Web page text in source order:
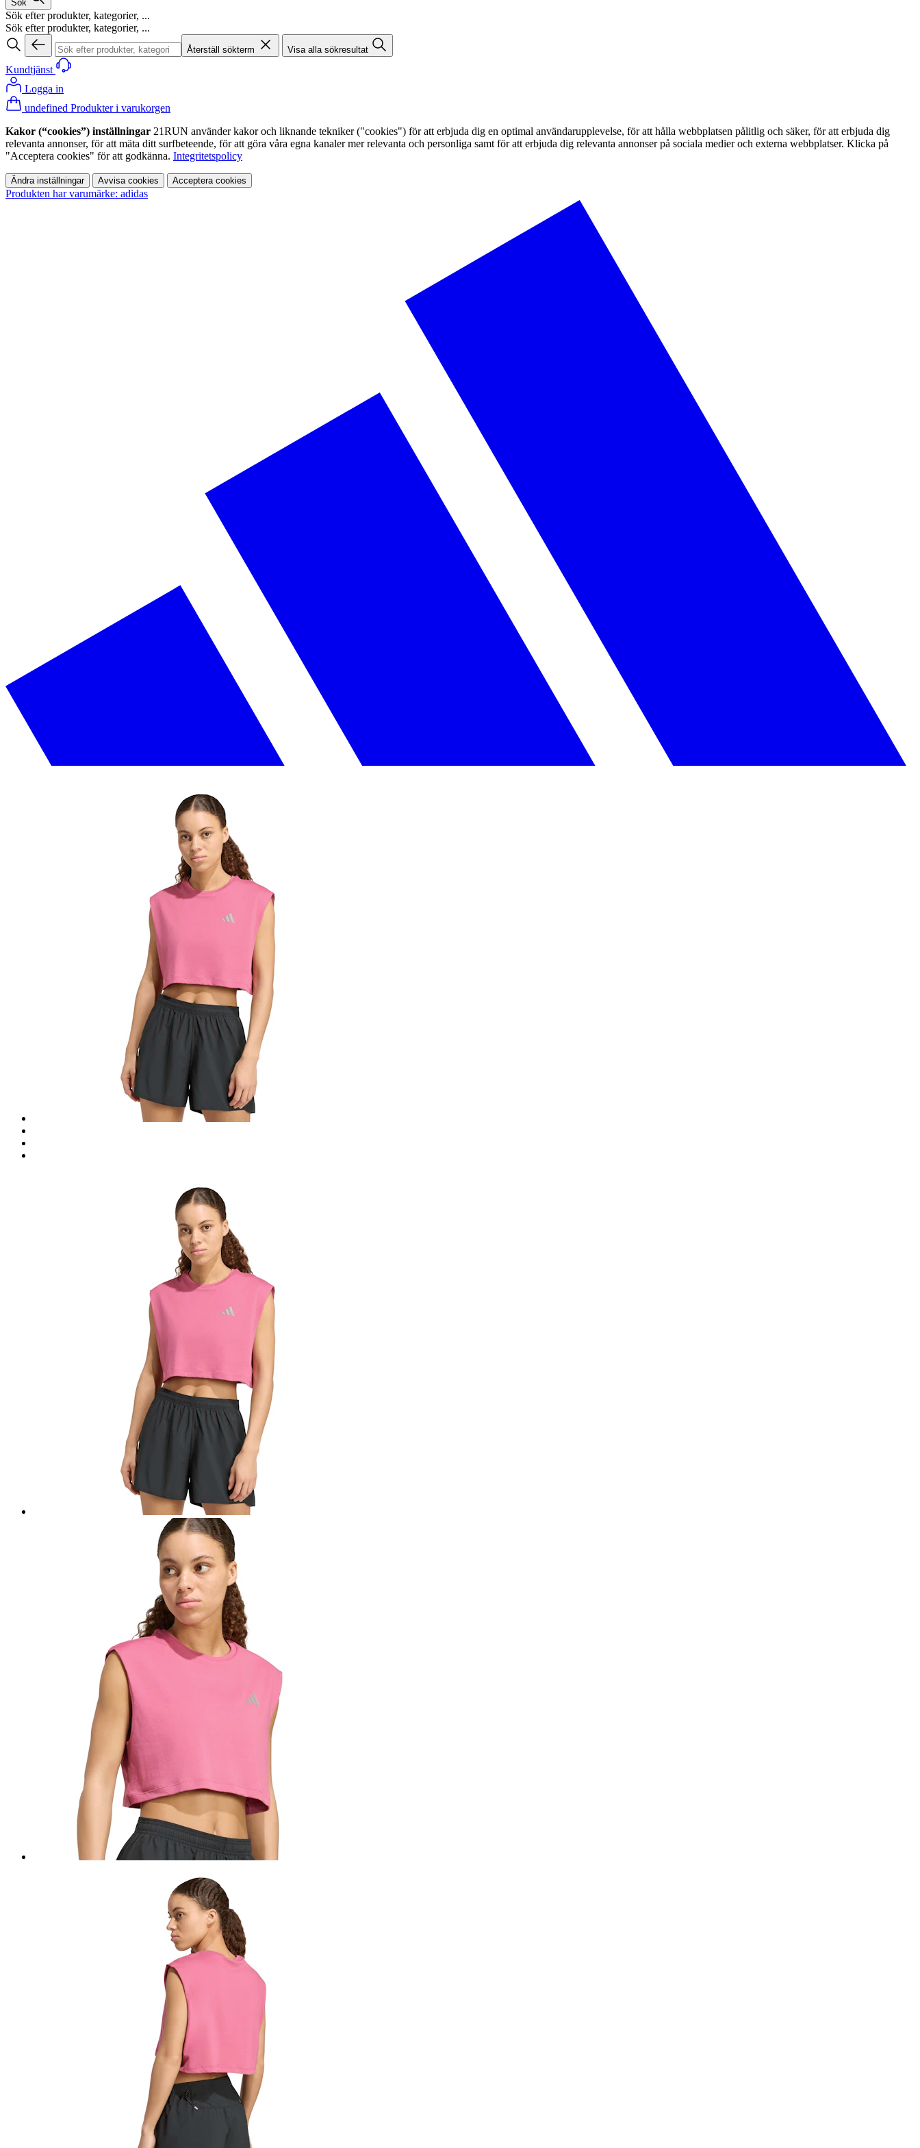
Sök
Sök efter produkter, kategorier, ...
Sök efter produkter, kategorier, ...
Återställ sökterm Visa alla sökresultat
Kundtjänst
Logga in
undefined Produkter i varukorgen
Kakor (“cookies”) inställningar 21RUN använder kakor och liknande tekniker ("cookies") för att erbjuda dig en optimal användarupplevelse, för att hålla webbplatsen pålitlig och säker, för att erbjuda dig
relevanta annonser, för att mäta ditt surfbeteende, för att göra våra egna kanaler mer relevanta och personliga samt för att erbjuda dig relevanta annonser på sociala medier och externa webbplatser. Klicka på
"Acceptera cookies" för att godkänna. Integritetspolicy
Ändra inställningar Avvisa cookies Acceptera cookies
Produkten har varumärke: adidas